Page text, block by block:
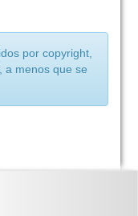
por copyright,
a menos que se